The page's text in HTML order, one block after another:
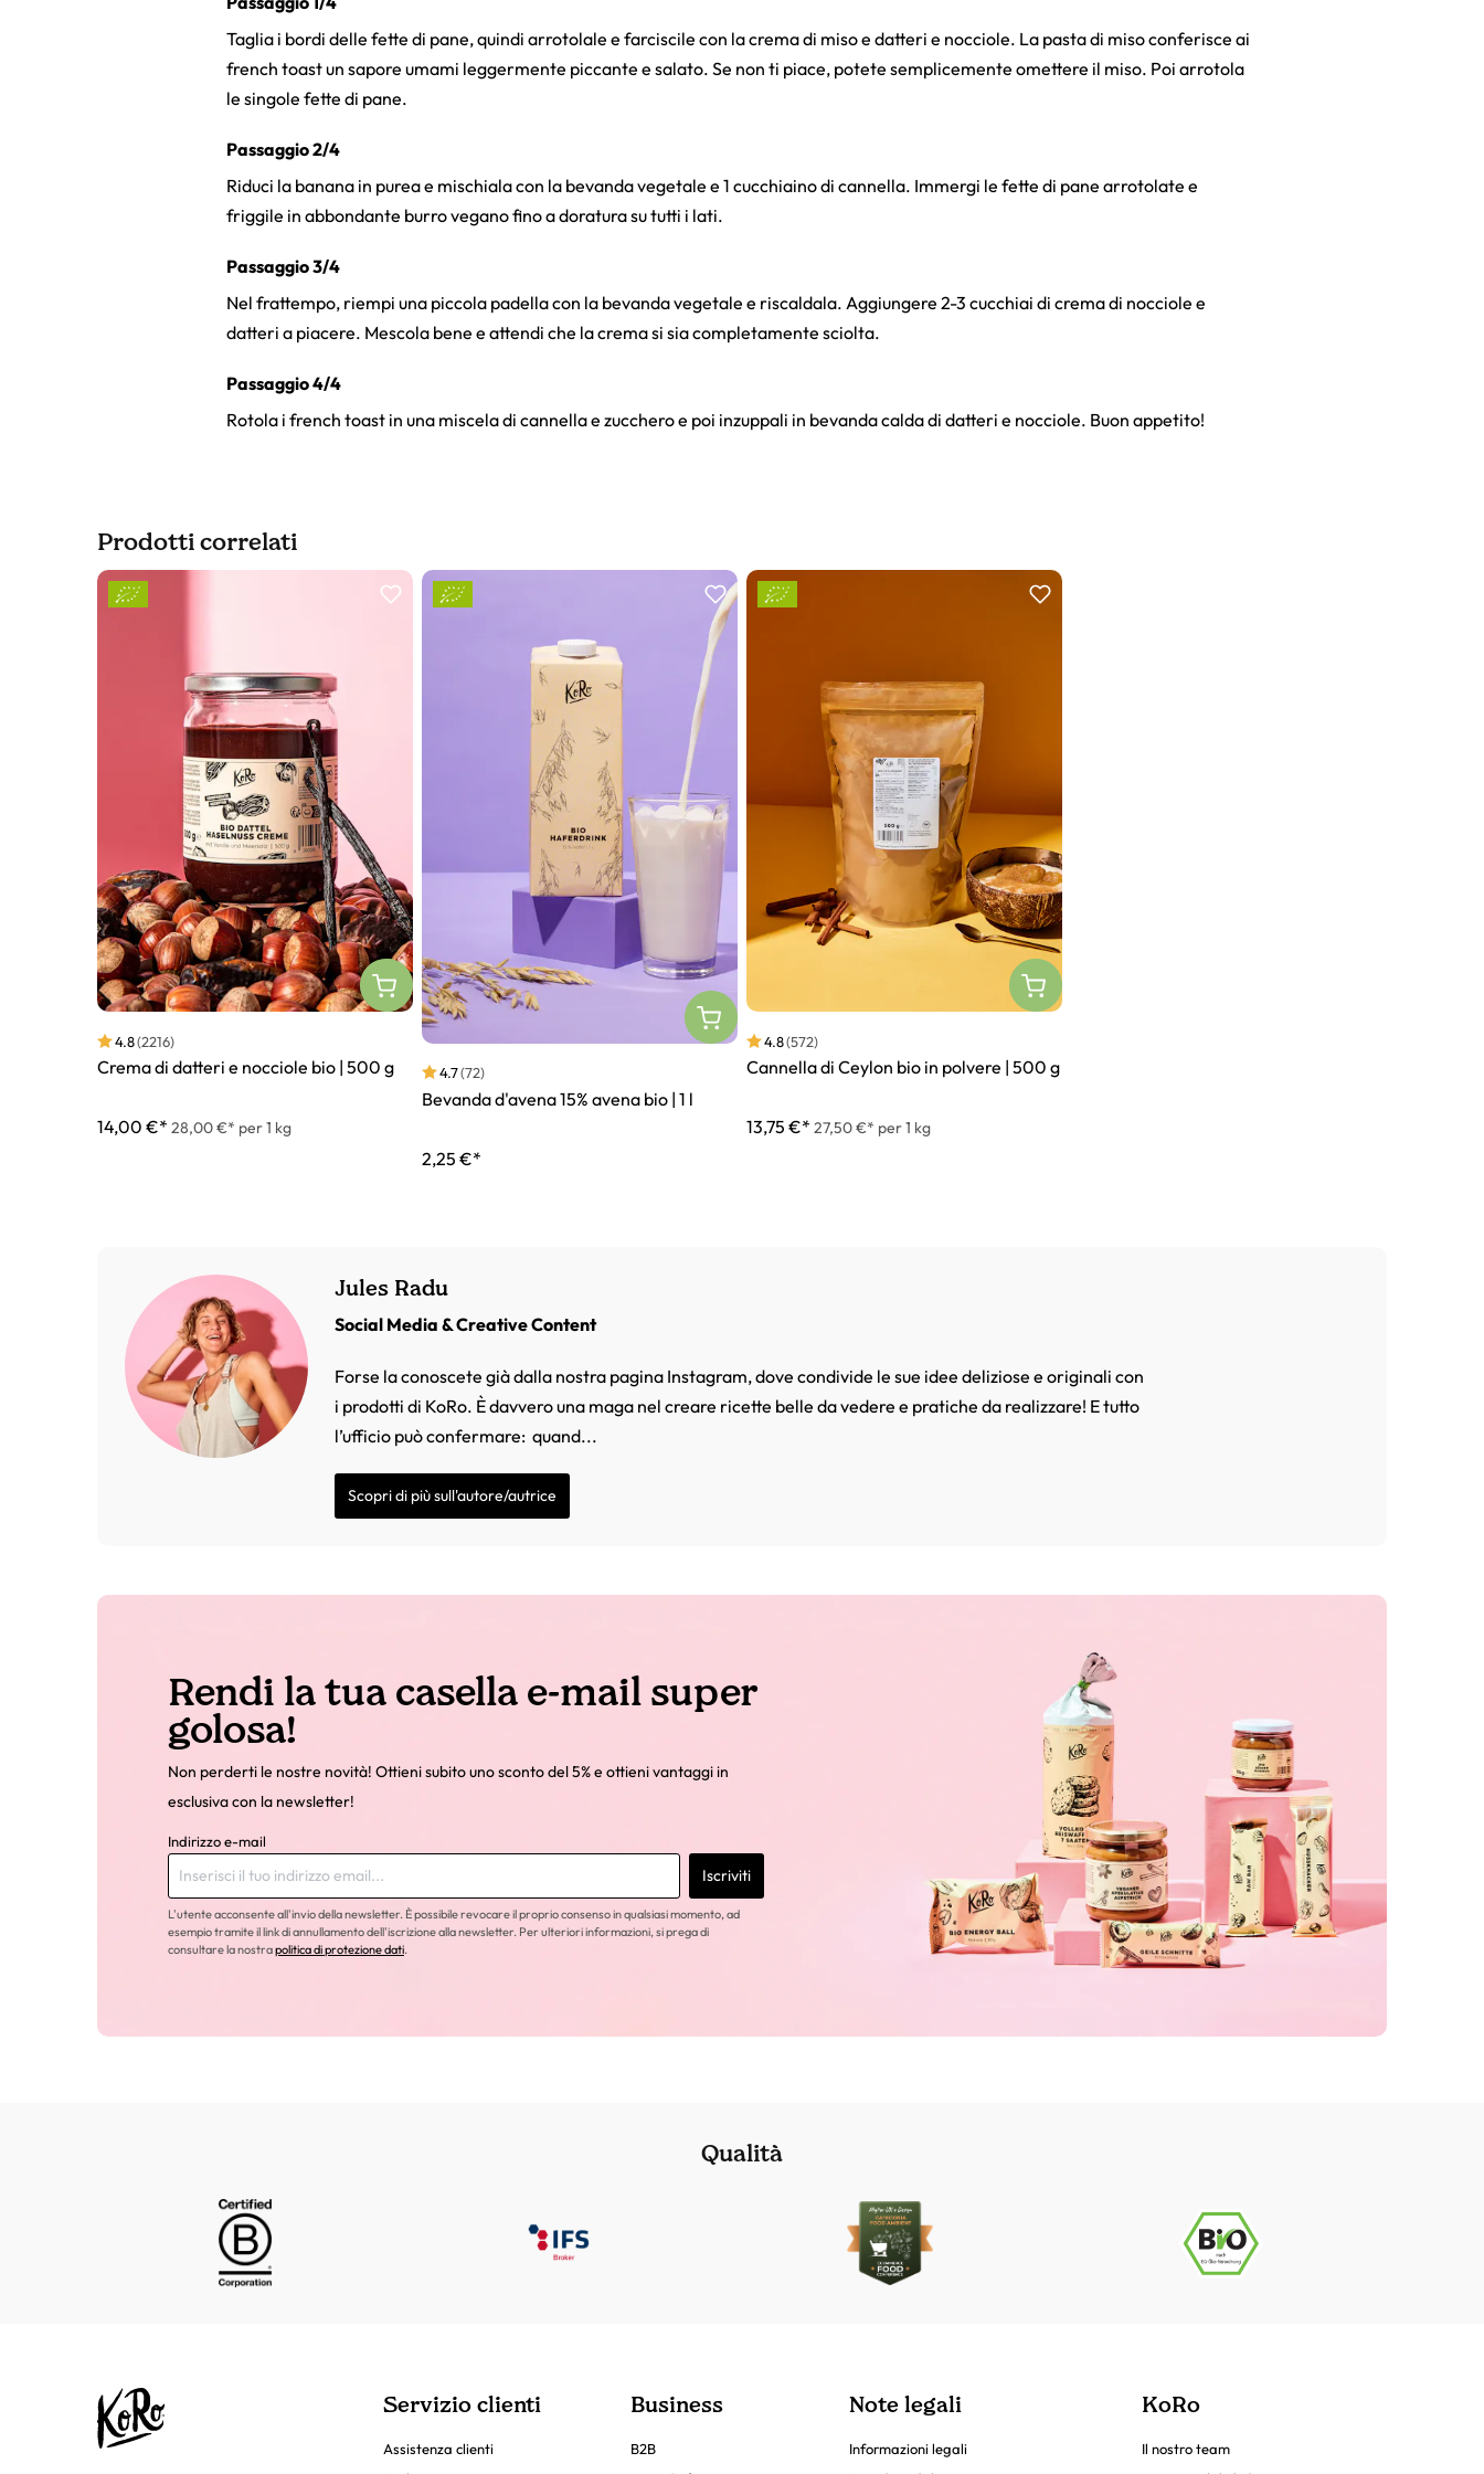
Taglia i bordi delle fette di pane, quindi arrotolale e farciscile con la crema di miso e datteri e nocciole. La pasta di miso conferisce ai
french toast un sapore umami leggermente piccante e salato. Se non ti piace, potete semplicemente omettere il miso. Poi arrotola
le singole fette di pane.
Passaggio 2/4
Riduci la banana in purea e mischiala con la bevanda vegetale e 1 cucchiaino di cannella. Immergi le fette di pane arrotolate e
friggile in abbondante burro vegano fino a doratura su tutti i lati.
Passaggio 3/4
Nel frattempo, riempi una piccola padella con la bevanda vegetale e riscaldala. Aggiungere 2-3 cucchiai di crema di nocciole e
datteri a piacere. Mescola bene e attendi che la crema si sia completamente sciolta.
Passaggio 4/4
Rotola i french toast in una miscela di cannella e zucchero e poi inzuppali in bevanda calda di datteri e nocciole. Buon appetito!
Prodotti correlati
Slider prodotto
4.8(2216)
Crema di datteri e nocciole bio | 500 g
14,00 €* 28,00 €* per 1 kg
4.7(72)
Bevanda d'avena 15% avena bio | 1 l
2,25 €*
4.8(572)
Cannella di Ceylon bio in polvere | 500 g
13,75 €* 27,50 €* per 1 kg
Jules Radu
Social Media & Creative Content
Forse la conoscete già dalla nostra pagina Instagram, dove condivide le sue idee deliziose e originali con
i prodotti di KoRo. È davvero una maga nel creare ricette belle da vedere e pratiche da realizzare! E tutto
l’ufficio può confermare: quand...
Scopri di più sull'autore/autrice
Rendi la tua casella e-mail super
golosa!
Non perderti le nostre novità! Ottieni subito uno sconto del 5% e ottieni vantaggi in
esclusiva con la newsletter!
Indirizzo e-mail
Iscriviti
L'utente acconsente all'invio della newsletter. È possibile revocare il proprio consenso in qualsiasi momento, ad
esempio tramite il link di annullamento dell'iscrizione alla newsletter. Per ulteriori informazioni, si prega di
consultare la nostrapolitica di protezione dati.
Qualità
Servizio clienti
Assistenza clienti
Business
B2B
Note legali
Informazioni legali
KoRo
Il nostro team